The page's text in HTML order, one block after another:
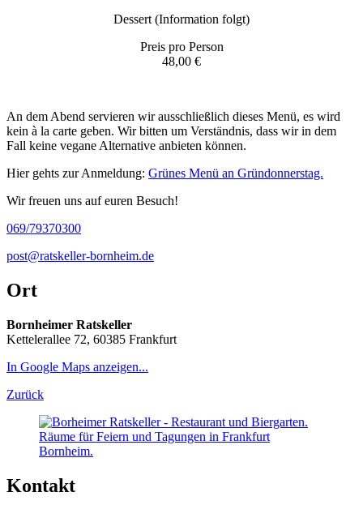
Dessert (Information folgt)
Preis pro Person
48,00 €
An dem Abend servieren wir ausschließlich dieses Menü, es wird
kein à la carte geben. Wir bitten um Verständnis, dass wir in dem
Fall keine vegane Alternative anbieten können.
Hier gehts zur Anmeldung: Grünes Menü an Gründonnerstag.
Wir freuen uns auf euren Besuch!
069/79370300
post@ratskeller-bornheim.de
Ort
Bornheimer Ratskeller
Kettelerallee 72, 60385 Frankfurt
In Google Maps anzeigen...
Zurück
Kontakt